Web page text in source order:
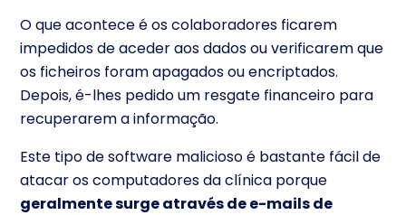
O que acontece é os colaboradores ficarem
impedidos de aceder aos dados ou verificarem que
os ficheiros foram apagados ou encriptados.
Depois, é-lhes pedido um resgate financeiro para
recuperarem a informação.
Este tipo de software malicioso é bastante fácil de
atacar os computadores da clínica porque
geralmente surge através de e-mails de